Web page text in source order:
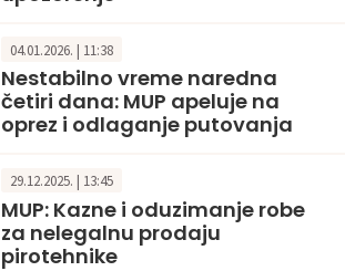
04.01.2026. | 11:38
Nestabilno vreme naredna
četiri dana: MUP apeluje na
oprez i odlaganje putovanja
29.12.2025. | 13:45
MUP: Kazne i oduzimanje robe
za nelegalnu prodaju
pirotehnike